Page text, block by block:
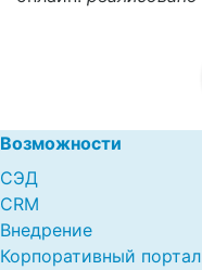
Возможности
СЭД
CRM
Внедрение
Корпоративный портал